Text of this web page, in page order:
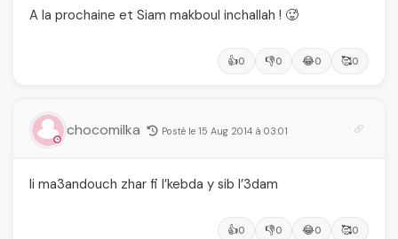
A la prochaine et Siam makboul inchallah ! 🥵
👍0 👎0 😂0 🥰0
chocomilka Posté le 15 Aug 2014 à 03:01
li ma3andouch zhar fi l’kebda y sib l’3dam
👍0 👎0 😂0 🥰0